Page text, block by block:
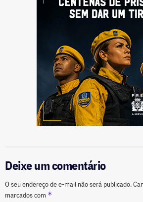
Deixe um comentário
O seu endereço de e-mail não será publicado.
marcados com *